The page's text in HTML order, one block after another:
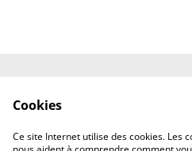
confidentialité
Mentions
Cookies
Ce site Internet utilise des cookies. Les